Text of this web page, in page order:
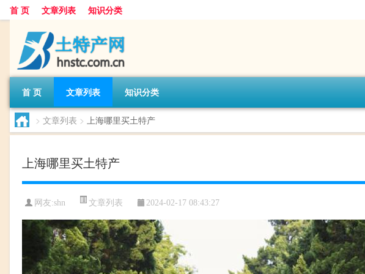
首 页 文章列表 知识分类
首 页 文章列表 知识分类
> 文章列表 > 上海哪里买土特产
上海哪里买土特产
网友:shn 文章列表 2024-02-17 08:43:27